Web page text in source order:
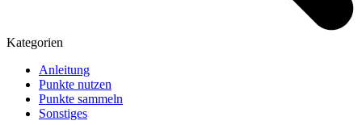
Kategorien
Anleitung
Punkte nutzen
Punkte sammeln
Sonstiges